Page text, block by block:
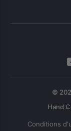
©
Conditions